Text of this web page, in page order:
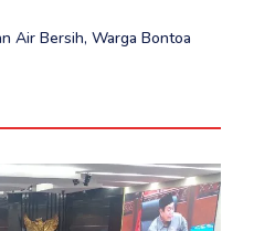
Air Bersih, Warga Bontoa